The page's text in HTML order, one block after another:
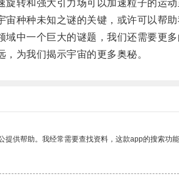
和强大引力场可以加速粒子的运动
种未知之谜的关键，或许可以帮助
一个巨大的谜题，我们还需要更多
为我们揭示宇宙的更多奥秘。
供帮助。我经常需要查找资料，这款app的搜索功